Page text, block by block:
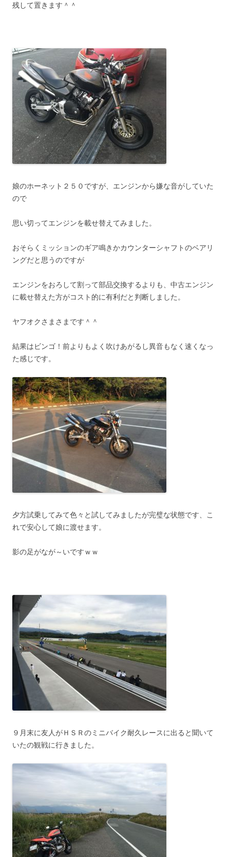
残して置きます＾＾
娘のホーネット２５０ですが、エンジンから嫌な音がしていた
ので
思い切ってエンジンを載せ替えてみました。
おそらくミッションのギア鳴きかカウンターシャフトのベアリ
ングだと思うのですが
エンジンをおろして割って部品交換するよりも、中古エンジン
に載せ替えた方がコスト的に有利だと判断しました。
ヤフオクさまさまです＾＾
結果はビンゴ！前よりもよく吹けあがるし異音もなく速くなっ
た感じです。
夕方試乗してみて色々と試してみましたが完璧な状態です、こ
れで安心して娘に渡せます。
影の足がなが～いですｗｗ
９月末に友人がＨＳＲのミニバイク耐久レースに出ると聞いて
いたの観戦に行きました。